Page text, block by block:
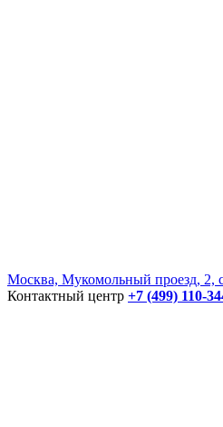
Москва, Мукомольный проезд, 2,
Контактный центр +7 (499) 110-